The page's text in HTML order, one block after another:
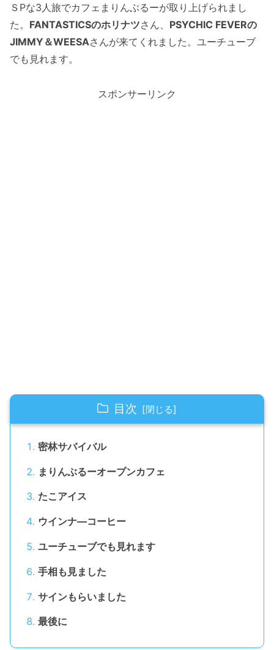
ＳPな3人旅でカフェまりんぶるーが取り上げられまし
た。 FANTASTICSのホリナツさん、 PSYCHIC FEVERの
JIMMY＆WEESAさんが来てくれました。ユーチューブ
でも見れます。
スポンサーリンク
目次
密林サバイバル
まりんぶるーオープンカフェ
たこアイス
ウインナ―コーヒー
ユーチューブでも見れます
手相も見ました
サインもらいました
最後に